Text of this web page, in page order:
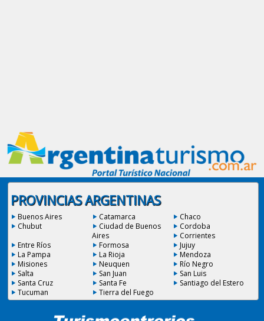
PROVINCIAS ARGENTINAS
Buenos Aires Catamarca
Chaco
Chubut
Ciudad de Buenos
Aires
Cordoba
Corrientes
Entre Ríos
Formosa
Jujuy
La Pampa
La Rioja
Mendoza
Misiones
Neuquen
Río Negro
Salta
San Juan
San Luis
Santa Cruz
Santa Fe
Santiago del Estero
Tucuman
Tierra del Fuego